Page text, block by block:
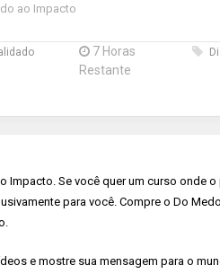
ao Impacto
7 Horas
Restante
Se você quer um curso onde
para você. Compre o Do
e mostre sua mensagem para o